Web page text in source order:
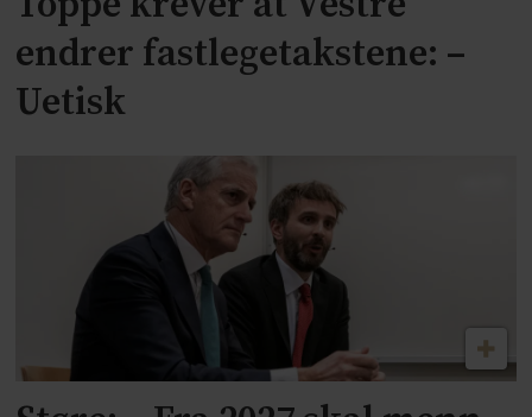
endrer fastlegetakstene: –
Uetisk